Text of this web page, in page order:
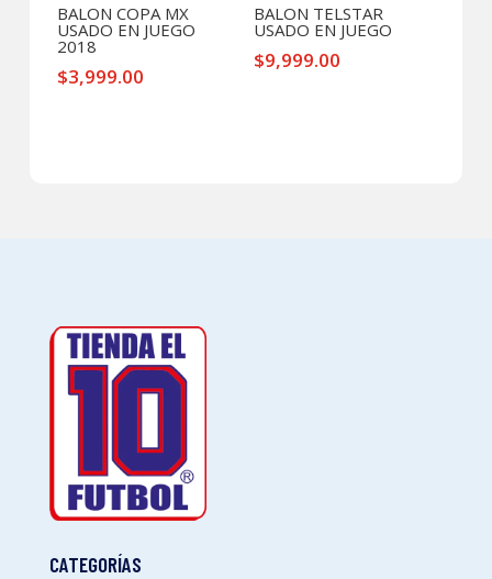
BALON COPA MX
USADO EN JUEGO
2018
$3,999.00
BALON TELSTAR
USADO EN JUEGO
$9,999.00
CATEGORÍAS